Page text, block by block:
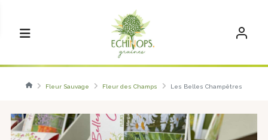
Fleur Sauvage Fleur des Champs Les Belles Champêtres